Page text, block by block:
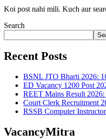
Koi post nahi mili. Kuch aur
Search
Recent Posts
BSNL JTO Bharti 2026:
ED Vacancy 1200 Post
REET Mains Result 2026:
Court Clerk Recruitment
RSSB Computer Instructor
VacancyMitra